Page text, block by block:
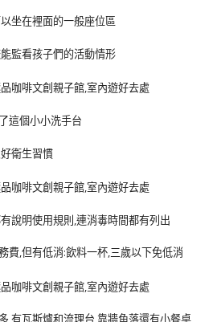
坐在裡面的一般座位區
監看孩子們的活動情形
這個小小洗手台
衛生習慣
說明使用規則,連消毒時間都有列出
費,但有低消:飲料一杯,三歲以下免低消
,有瓦斯爐和流理台,靠牆角落還有小餐桌